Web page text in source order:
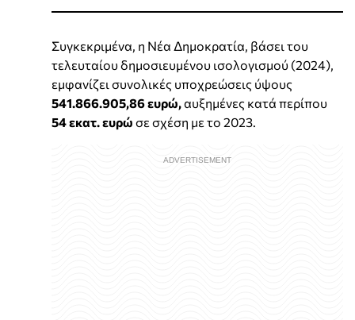
Συγκεκριμένα, η Νέα Δημοκρατία, βάσει του
τελευταίου δημοσιευμένου ισολογισμού (2024),
εμφανίζει συνολικές υποχρεώσεις ύψους
541.866.905,86 ευρώ, αυξημένες κατά περίπου
54 εκατ. ευρώ σε σχέση με το 2023.